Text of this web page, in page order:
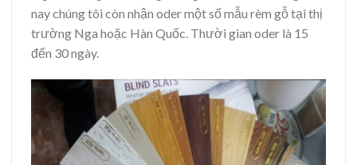
nay chúng tôi còn nhận oder một số mẫu rèm gỗ tại thị
trường Nga hoặc Hàn Quốc. Thười gian oder là 15
đến 30 ngày.